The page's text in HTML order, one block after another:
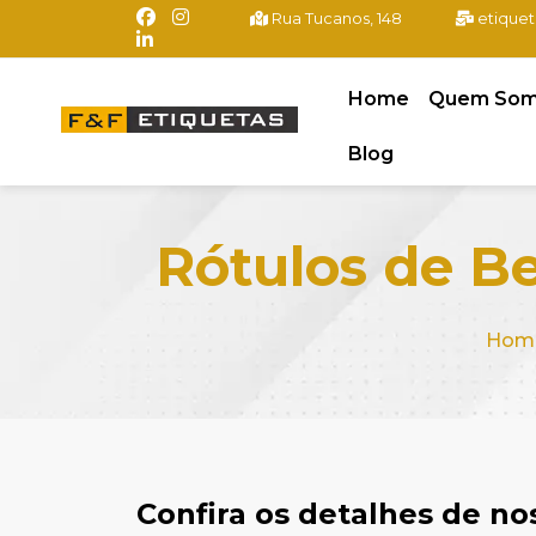
Rua Tucanos, 148
Home Quem
Blog
Rótulos de
Confira os detalhes de